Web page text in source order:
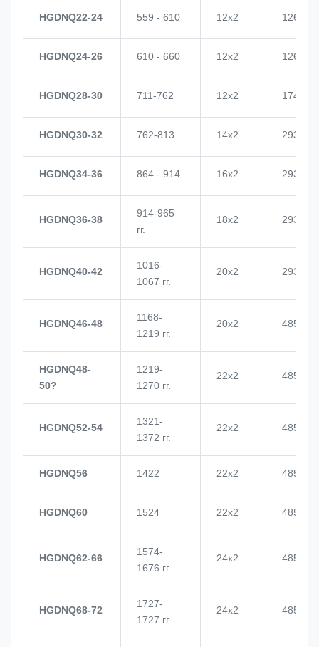
HGDNQ22-24 559 - 610 12х2 1268
HGDNQ24-26 610 - 660 12х2 1268
HGDNQ28-30 711-762 12х2 1748
HGDNQ30-32 762-813 14х2 2937
HGDNQ34-36 864 - 914 16х2 2937
HGDNQ36-38
914-965
гг.
18х2 2937
HGDNQ40-42
1016-
1067 гг.
20х2 2937
HGDNQ46-48
1168-
1219 гг.
20х2 4855
HGDNQ48-
50?
1219-
1270 гг.
22х2 4855
HGDNQ52-54
1321-
1372 гг.
22х2 4855
HGDNQ56 1422 22х2 4855
HGDNQ60 1524 22х2 4855
HGDNQ62-66
1574-
1676 гг.
24х2 4855
HGDNQ68-72
1727-
1727 гг.
24х2 4855